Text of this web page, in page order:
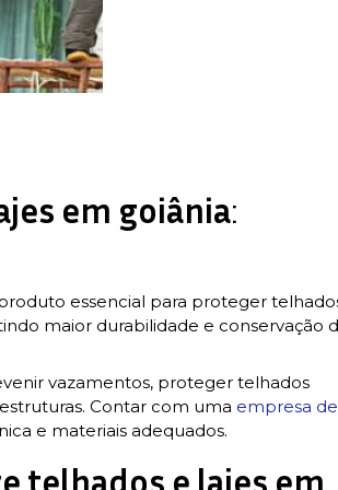
em goiânia:
essencial para proteger
maior durabilidade e conservação
vazamentos, proteger telhados
Contar com uma empresa de
e materiais adequados.
telhados e lajes em